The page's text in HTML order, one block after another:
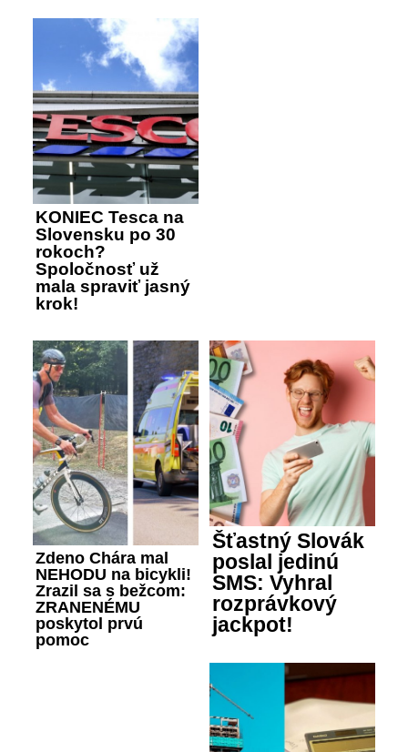
KONIEC Tesca na
Slovensku po 30
rokoch?
Spoločnosť už
mala spraviť jasný
krok!
Zdeno Chára mal
NEHODU na bicykli!
Zrazil sa s bežcom:
ZRANENÉMU
poskytol prvú
pomoc
Šťastný Slovák
poslal jedinú
SMS: Vyhral
rozprávkový
jackpot!